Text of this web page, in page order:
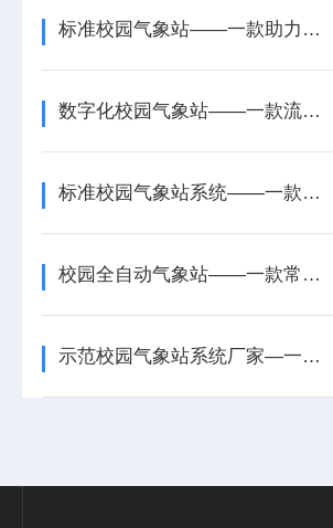
标准校园气象站——一款助力科普教育的规范校园气象站2026+派+送
数字化校园气象站——一款流程标准化的科普校园气象站2026+派+送
标准校园气象站系统——一款行业高标准的科普校园气象站设备2026+派+送
校园全自动气象站——一款常态化监测的多功能校园气象站2026+派+送
示范校园气象站系统厂家—一款防灾减灾的户外气象站系统厂家排名2025+派+送